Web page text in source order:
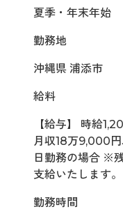
夏季・年末年始
勤務地
沖縄県 浦添市
給料
【給与】 時給
月収18万9,000
日勤務の場合 ※
支給いたします。
勤務時間